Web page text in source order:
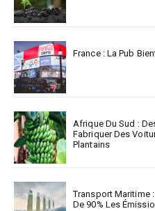
France : La Pub
Afrique Du Sud :
Fabriquer Des
Plantains
Transport Maritime
De 90% Les